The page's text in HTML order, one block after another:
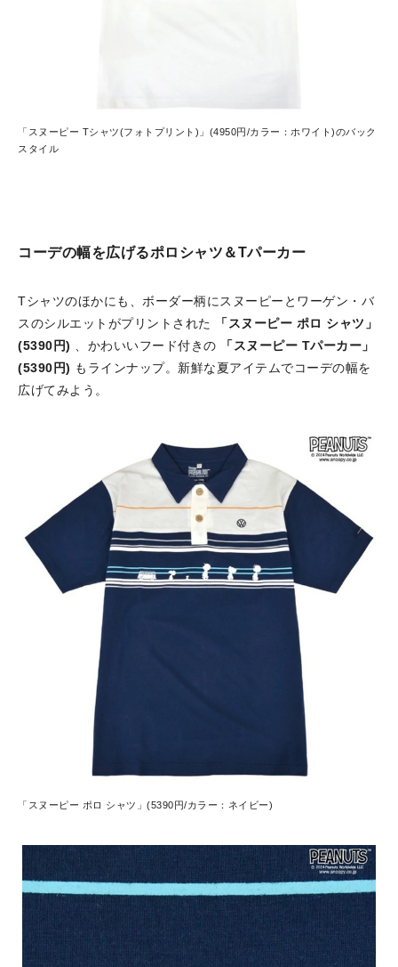
「スヌーピー Tシャツ(フォトプリント)」(4950円/カラー：ホワイト)のバック
スタイル
コーデの幅を広げるポロシャツ＆Tパーカー
Tシャツのほかにも、ボーダー柄にスヌーピーとワーゲン・バ
スのシルエットがプリントされた
「スヌーピー ポロ シャツ」
(5390円) 、かわいいフード付きの
「スヌーピー Tパーカー」
(5390円) もラインナップ。新鮮な夏アイテムでコーデの幅を
広げてみよう。
「スヌーピー ポロ シャツ」(5390円/カラー：ネイビー)